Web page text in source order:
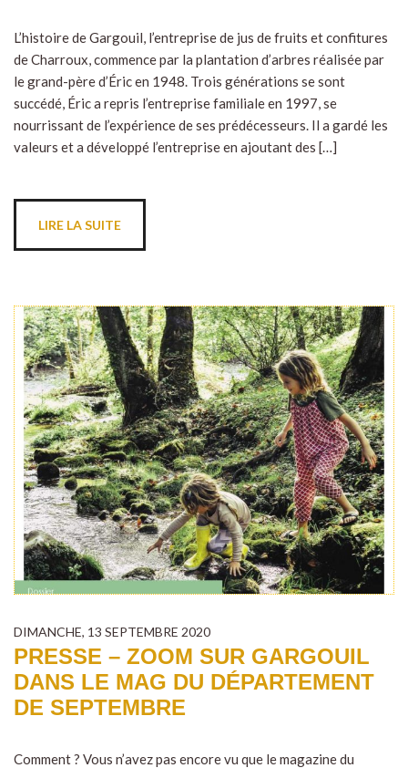
L’histoire de Gargouil, l’entreprise de jus de fruits et confitures
de Charroux, commence par la plantation d’arbres réalisée par
le grand-père d’Éric en 1948. Trois générations se sont
succédé, Éric a repris l’entreprise familiale en 1997, se
nourrissant de l’expérience de ses prédécesseurs. Il a gardé les
valeurs et a développé l’entreprise en ajoutant des […]
LIRE LA SUITE
DIMANCHE, 13 SEPTEMBRE 2020
PRESSE – ZOOM SUR GARGOUIL
DANS LE MAG DU DÉPARTEMENT
DE SEPTEMBRE
Comment ? Vous n’avez pas encore vu que le magazine du